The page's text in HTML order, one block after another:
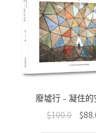
廢墟行﹣凝住的
$100.0 $